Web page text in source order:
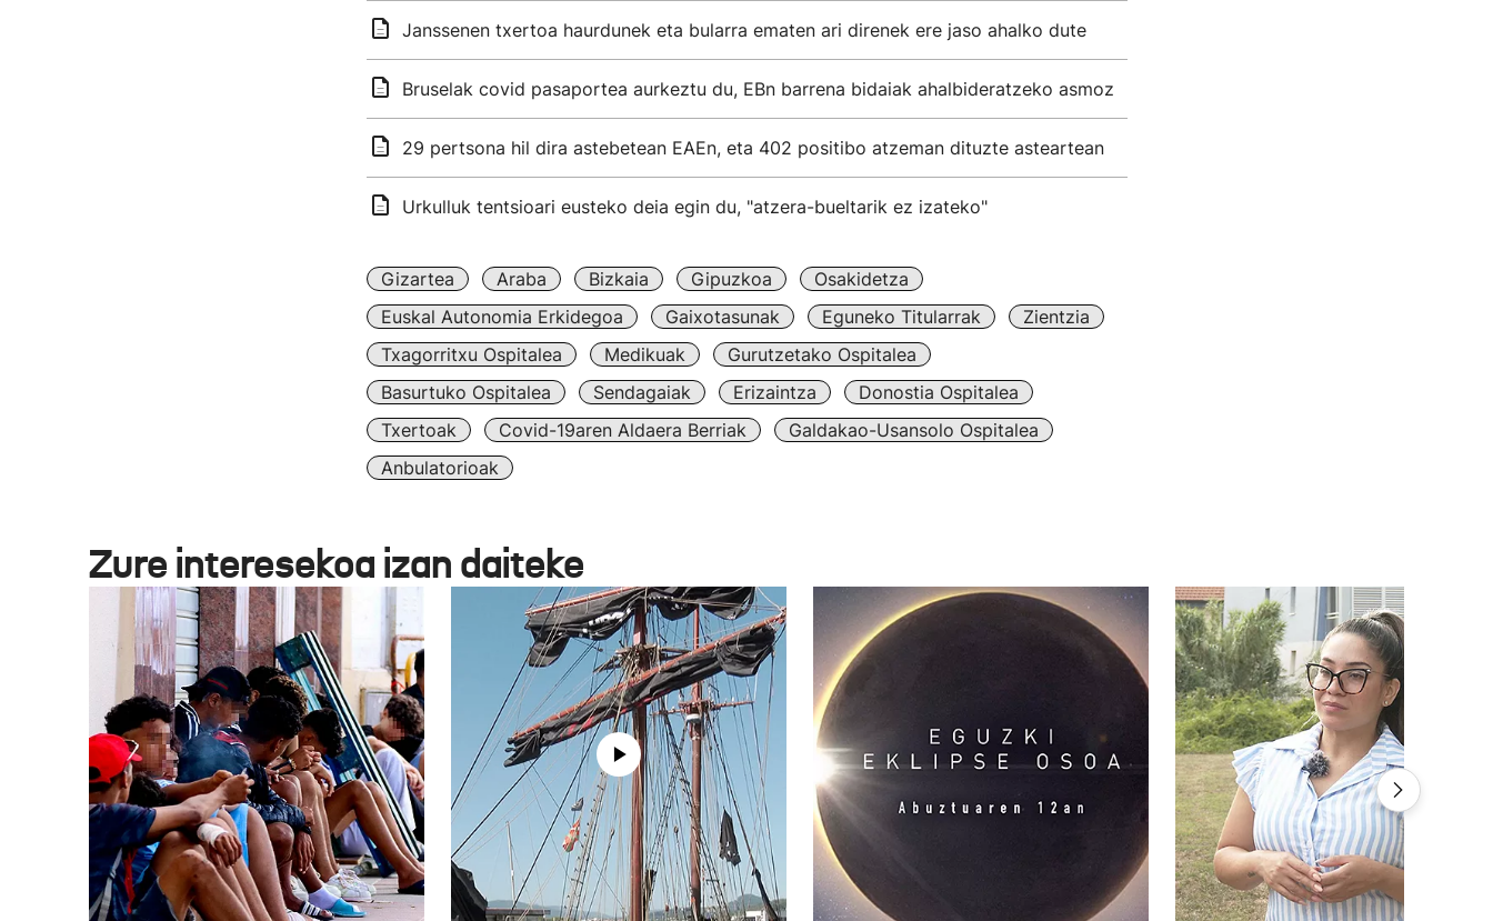
Janssenen txertoa haurdunek eta bularra ematen ari direnek ere jaso ahalko dute
Bruselak covid pasaportea aurkeztu du, EBn barrena bidaiak ahalbideratzeko asmoz
29 pertsona hil dira astebetean EAEn, eta 402 positibo atzeman dituzte asteartean
Urkulluk tentsioari eusteko deia egin du, "atzera-bueltarik ez izateko"
Gizartea Araba Bizkaia Gipuzkoa
Osakidetza
Euskal Autonomia Erkidegoa
Gaixotasunak Eguneko Titularrak
Zientzia
Txagorritxu Ospitalea
Medikuak
Gurutzetako Ospitalea
Basurtuko Ospitalea
Sendagaiak Erizaintza
Donostia Ospitalea
Txertoak
Covid-19aren Aldaera Berriak
Galdakao-Usansolo Ospitalea
Anbulatorioak
Zure interesekoa izan daiteke